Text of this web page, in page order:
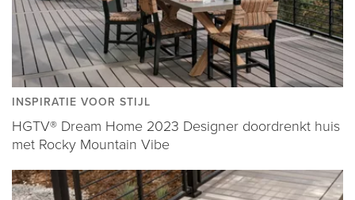
INSPIRATIE VOOR STIJL
HGTV® Dream Home 2023 Designer doordrenkt huis
met Rocky Mountain Vibe